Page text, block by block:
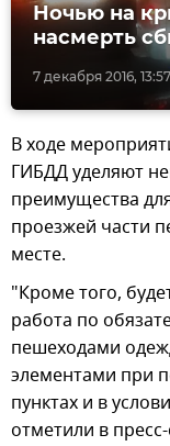
7 декабря 2016, 13:57
Ночью на
насмерть
В ходе
ГИБДД уделяют
преимущества
проезжей части
месте.
"Кроме того,
работа по
пешеходами
элементами при
пунктах и в
отметили в